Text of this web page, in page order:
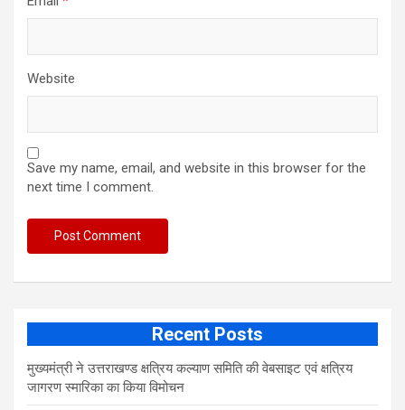
Website
Save my name, email, and website in this browser for the
next time I comment.
Recent Posts
मुख्यमंत्री ने उत्तराखण्ड क्षत्रिय कल्याण समिति की वेबसाइट एवं क्षत्रिय
जागरण स्मारिका का किया विमोचन